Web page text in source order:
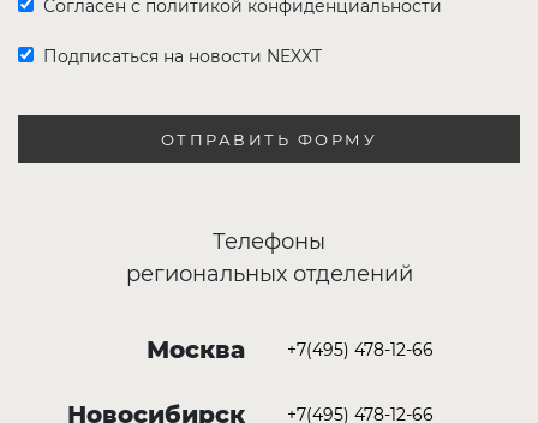
Согласен с политикой конфиденциальности
Подписаться на новости NEXXT
ОТПРАВИТЬ ФОРМУ
Телефоны
региональных отделений
Москва +7(495) 478-12-66
Новосибирск +7(495) 478-12-66